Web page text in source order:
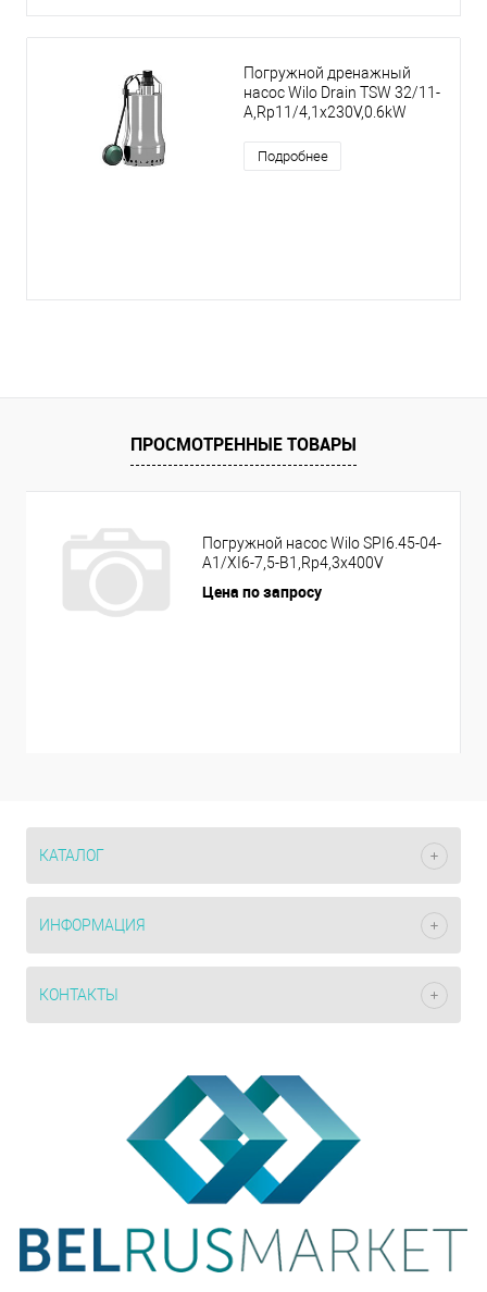
Погружной дренажный
насос Wilo Drain TSW 32/11-
A,Rp11/4,1x230V,0.6kW
Подробнее
ПРОСМОТРЕННЫЕ ТОВАРЫ
Погружной насос Wilo SPI6.45-04-
A1/XI6-7,5-B1,Rp4,3x400V
Цена по запросу
КАТАЛОГ
ИНФОРМАЦИЯ
КОНТАКТЫ